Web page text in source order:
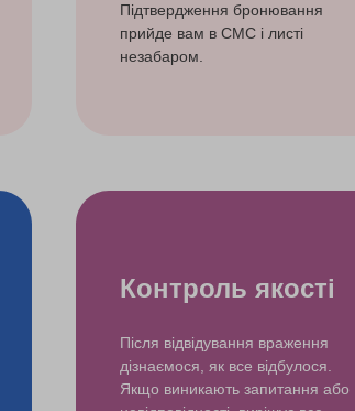
Підтвердження бронювання
прийде вам в СМС і листі
незабаром.
Контроль якості
Після відвідування враження
дізнаємося, як все відбулося.
Якщо виникають запитання або